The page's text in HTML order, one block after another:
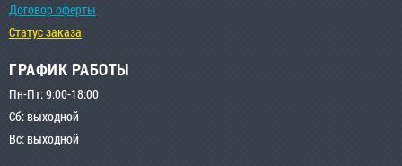
Договор оферты
Статус заказа
ГРАФИК РАБОТЫ
Пн-Пт: 9:00-18:00
Сб: выходной
Вс: выходной